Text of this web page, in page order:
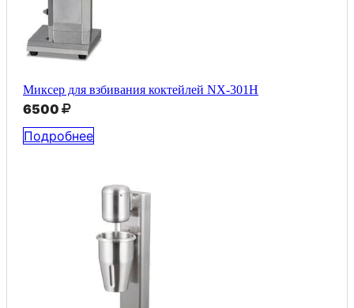
Миксер для взбивания коктейлей NX-301H
6500
Подробнее